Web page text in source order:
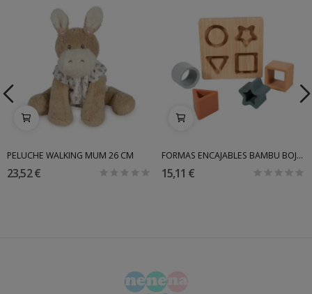
PELUCHE WALKING MUM 26 CM
23,52 €
FORMAS ENCAJABLES BAMBU BOJUNGLE
15,11 €